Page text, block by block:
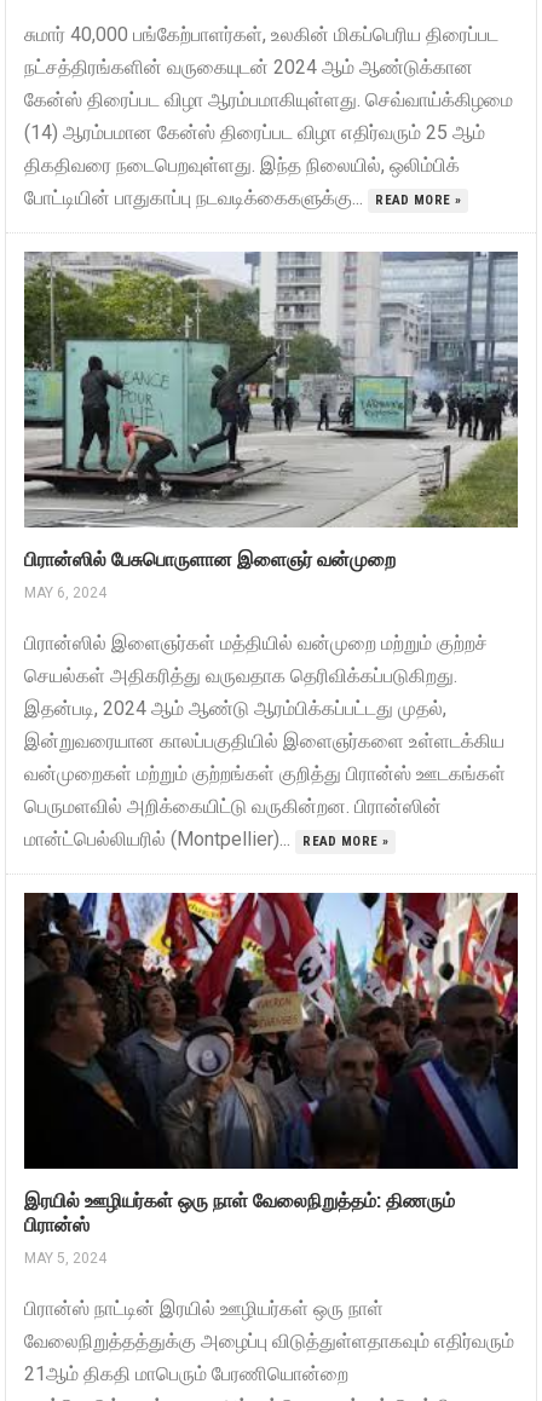
சுமார் 40,000 பங்கேற்பாளர்கள், உலகின் மிகப்பெரிய திரைப்பட
நட்சத்திரங்களின் வருகையுடன் 2024 ஆம் ஆண்டுக்கான
கேன்ஸ் திரைப்பட விழா ஆரம்பமாகியுள்ளது. செவ்வாய்க்கிழமை
(14) ஆரம்பமான கேன்ஸ் திரைப்பட விழா எதிர்வரும் 25 ஆம்
திகதிவரை நடைபெறவுள்ளது. இந்த நிலையில், ஒலிம்பிக்
போட்டியின் பாதுகாப்பு நடவடிக்கைகளுக்கு...
READ MORE »
பிரான்ஸில் பேசுபொருளான இளைஞர் வன்முறை
MAY 6, 2024
பிரான்ஸில் இளைஞர்கள் மத்தியில் வன்முறை மற்றும் குற்றச்
செயல்கள் அதிகரித்து வருவதாக தெரிவிக்கப்படுகிறது.
இதன்படி, 2024 ஆம் ஆண்டு ஆரம்பிக்கப்பட்டது முதல்,
இன்றுவரையான காலப்பகுதியில் இளைஞர்களை உள்ளடக்கிய
வன்முறைகள் மற்றும் குற்றங்கள் குறித்து பிரான்ஸ் ஊடகங்கள்
பெருமளவில் அறிக்கையிட்டு வருகின்றன. பிரான்ஸின்
மான்ட்பெல்லியரில் (Montpellier)...
READ MORE »
இரயில் ஊழியர்கள் ஒரு நாள் வேலைநிறுத்தம்: திணரும்
பிரான்ஸ்
MAY 5, 2024
பிரான்ஸ் நாட்டின் இரயில் ஊழியர்கள் ஒரு நாள்
வேலைநிறுத்தத்துக்கு அழைப்பு விடுத்துள்ளதாகவும் எதிர்வரும்
21ஆம் திகதி மாபெரும் பேரணியொன்றை